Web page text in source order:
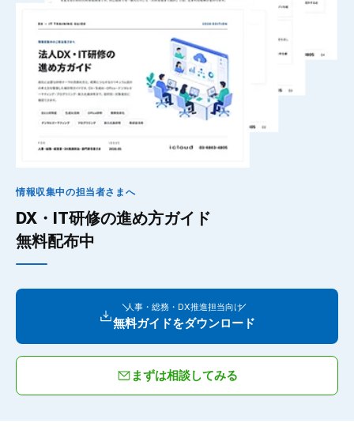
情報収集中の担当者さまへ
DX・IT研修の進め方ガイド
無料配布中
人事・総務・DX推進担当向け
無料ガイドをダウンロード
まずは相談してみる